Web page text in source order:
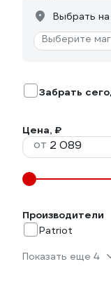
Выбрать на
Выберите
Забрать
Цена, ₽
от
Производители
Patriot
Показать еще 4